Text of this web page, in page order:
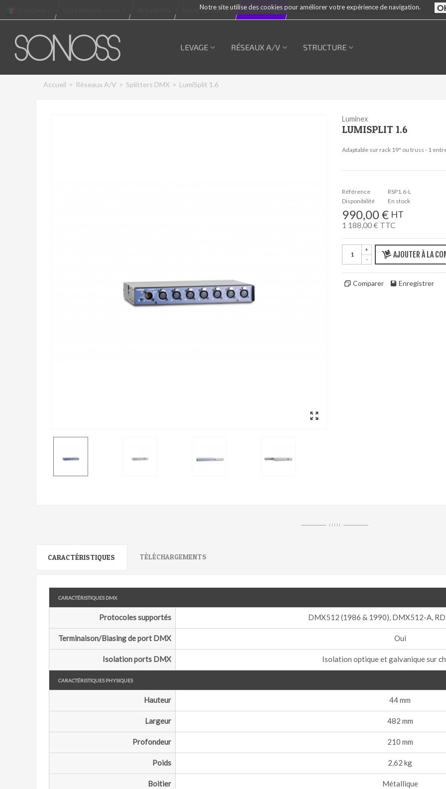
Nous contacter Destockage
Notre site utilise des cookies pour améliorer votre expérience de navigation.
LEVAGE RÉSEAUX A/V STRUCTURE
Accueil > Réseaux A/V > Splitters DMX > LumiSplit 1.6
Luminex
LUMISPLIT 1.6
Adaptable sur rack 19" ou truss - 1
Référence
RSP1.6-L
Disponibilité
En stock
990,00 € HT
1 188,00 € TTC
-
+
AJOUTER À LA
Comparer Enregistrer
I I I I I
CARACTÉRISTIQUES TÉLÉCHARGEMENTS
Caractéristiques DMX
Protocoles supportés DMX512 (1986 & 1990), DMX512-A,
Terminaison/Biasing de port DMX Oui
Isolation ports DMX Isolation optique et galvanique sur
Caractéristiques physiques
Hauteur 44 mm
Largeur 482 mm
Profondeur 210 mm
Poids 2,62 kg
Boitier Métallique